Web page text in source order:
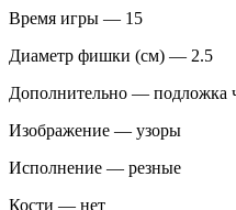
Время игры — 15
Диаметр фишки (см) — 2.5
Дополнительно — подложка
Изображение — узоры
Исполнение — резные
Кости — нет